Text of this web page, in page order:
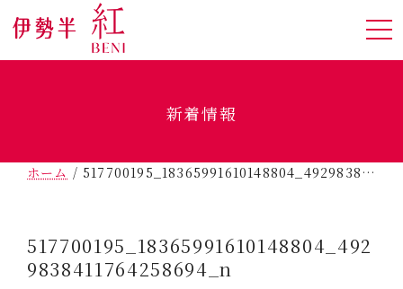
新着情報
ホーム / 517700195_18365991610148804_4929838411764258694_n
517700195_18365991610148804_492
9838411764258694_n